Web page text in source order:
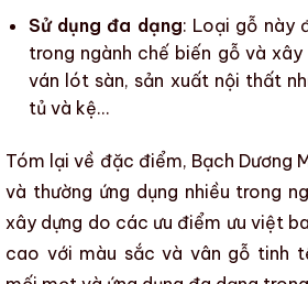
Sử dụng đa dạng: Loại gỗ này
trong ngành chế biến gỗ và xây
ván lót sàn, sản xuất nội thất
tủ và kệ…
Tóm lại về đặc điểm, Bạch Dương
và thường ứng dụng nhiều trong
xây dựng do các ưu điểm ưu việt
cao với màu sắc và vân gỗ tinh